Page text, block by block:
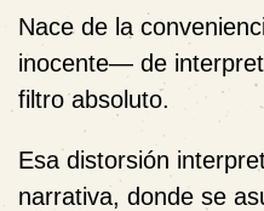
Nace de la
inocente— de
filtro absoluto.
Esa distorsión
narrativa, donde se